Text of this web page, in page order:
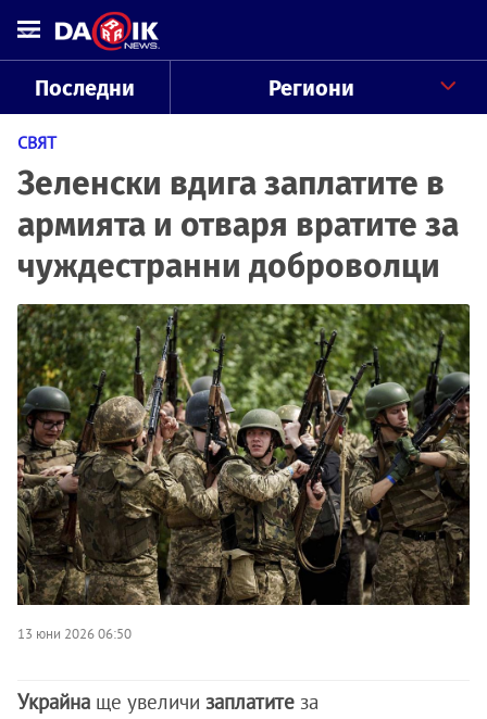
Последни Региони
СВЯТ
Зеленски вдига заплатите в
армията и отваря вратите за
чуждестранни доброволци
13 юни 2026 06:50
Украйна ще увеличи заплатите за